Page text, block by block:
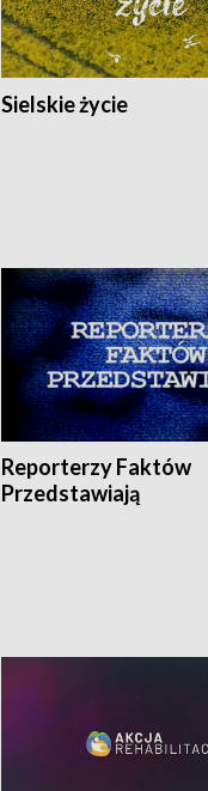
Sielskie życie
Reporterzy Faktów
Przedstawiają